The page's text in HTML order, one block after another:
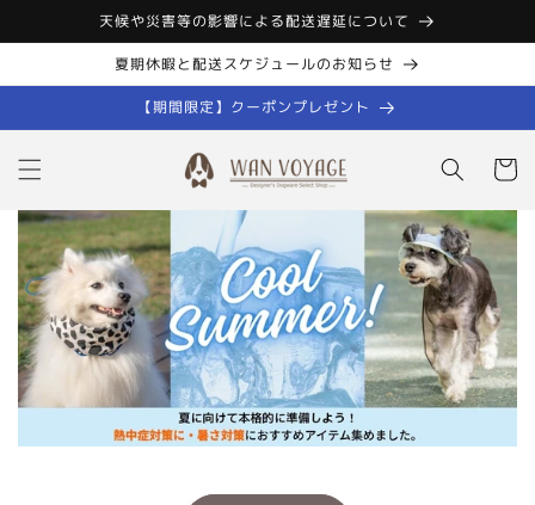
コンテン
ツに進む
天候や災害等の影響による配送遅延について
夏期休暇と配送スケジュールのお知らせ
【期間限定】クーポンプレゼント
ー